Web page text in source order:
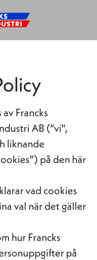
Francks
AB (“vi",
liknande
på den här
vad cookies
val när det gäller
hur Francks
på